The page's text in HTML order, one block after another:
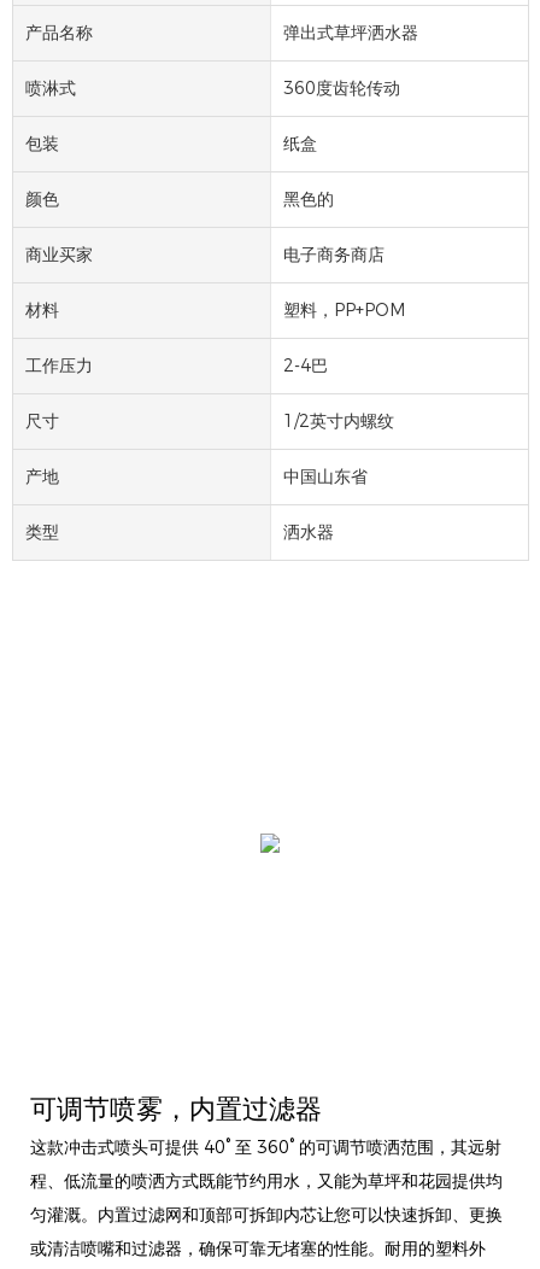
产品名称 弹出式草坪洒水器
喷淋式 360度齿轮传动
包装 纸盒
颜色 黑色的
商业买家 电子商务商店
材料 塑料，PP+POM
工作压力 2-4巴
尺寸 1/2英寸内螺纹
产地 中国山东省
类型 洒水器
可调节喷雾，内置过滤器
这款冲击式喷头可提供 40° 至 360° 的可调节喷洒范围，其远射
程、低流量的喷洒方式既能节约用水，又能为草坪和花园提供均
匀灌溉。内置过滤网和顶部可拆卸内芯让您可以快速拆卸、更换
或清洁喷嘴和过滤器，确保可靠无堵塞的性能。耐用的塑料外